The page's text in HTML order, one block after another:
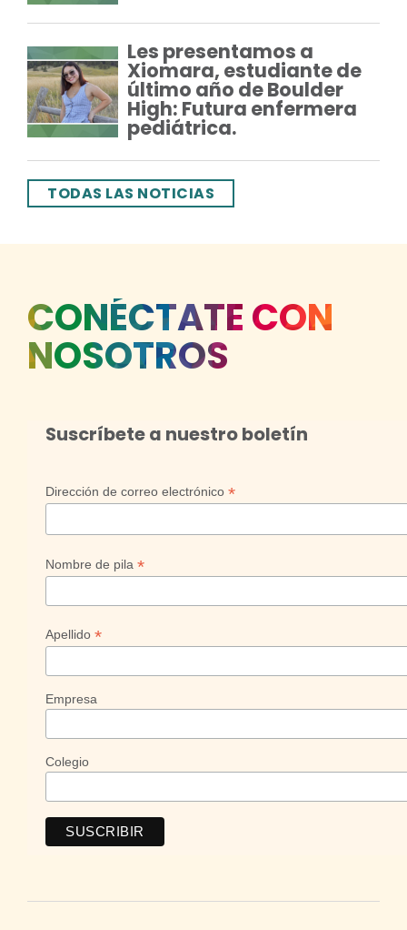
Les presentamos a
Xiomara, estudiante de
último año de Boulder
High: Futura enfermera
pediátrica.
TODAS LAS NOTICIAS
CONÉCTATE CON
NOSOTROS
Suscríbete a nuestro boletín
Dirección de correo electrónico *
Nombre de pila *
Apellido *
Empresa
Colegio